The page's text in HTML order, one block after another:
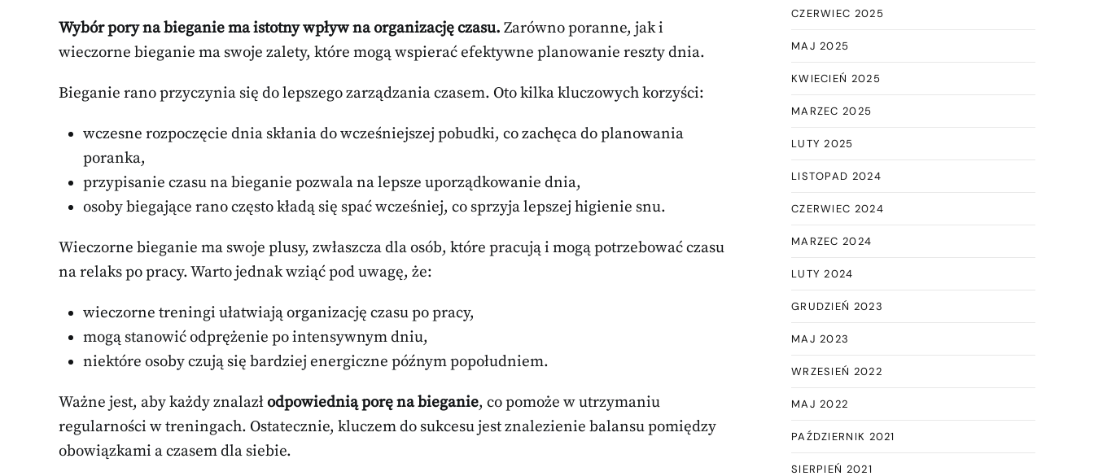
Wybór pory na bieganie ma istotny wpływ na organizację czasu. Zarówno poranne, jak i
wieczorne bieganie ma swoje zalety, które mogą wspierać efektywne planowanie reszty dnia.
Bieganie rano przyczynia się do lepszego zarządzania czasem. Oto kilka kluczowych korzyści:
wczesne rozpoczęcie dnia skłania do wcześniejszej pobudki, co zachęca do planowania
poranka,
przypisanie czasu na bieganie pozwala na lepsze uporządkowanie dnia,
osoby biegające rano często kładą się spać wcześniej, co sprzyja lepszej higienie snu.
Wieczorne bieganie ma swoje plusy, zwłaszcza dla osób, które pracują i mogą potrzebować czasu
na relaks po pracy. Warto jednak wziąć pod uwagę, że:
wieczorne treningi ułatwiają organizację czasu po pracy,
mogą stanowić odprężenie po intensywnym dniu,
niektóre osoby czują się bardziej energiczne późnym popołudniem.
Ważne jest, aby każdy znalazłodpowiednią porę na bieganie, co pomoże w utrzymaniu
regularności w treningach. Ostatecznie, kluczem do sukcesu jest znalezienie balansu pomiędzy
obowiązkami a czasem dla siebie.
CZERWIEC 2025
MAJ 2025
KWIECIEŃ 2025
MARZEC 2025
LUTY 2025
LISTOPAD 2024
CZERWIEC 2024
MARZEC 2024
LUTY 2024
GRUDZIEŃ 2023
MAJ 2023
WRZESIEŃ 2022
MAJ 2022
PAŹDZIERNIK 2021
SIERPIEŃ 2021